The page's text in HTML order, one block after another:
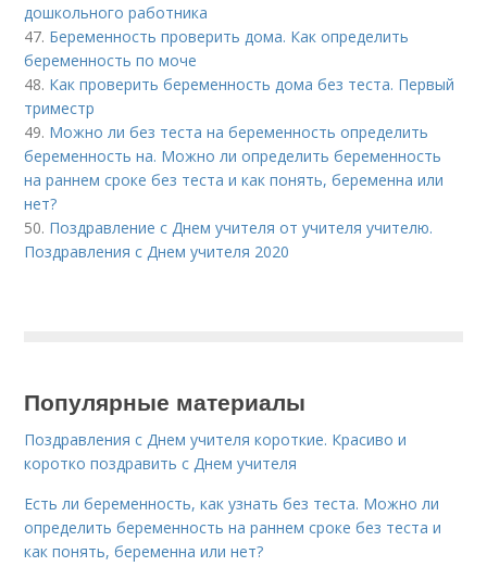
дошкольного работника
47. Беременность проверить дома. Как определить
беременность по моче
48. Как проверить беременность дома без теста. Первый
триместр
49. Можно ли без теста на беременность определить
беременность на. Можно ли определить беременность
на раннем сроке без теста и как понять, беременна или
нет?
50. Поздравление с Днем учителя от учителя учителю.
Поздравления с Днем учителя 2020
Популярные материалы
Поздравления с Днем учителя короткие. Красиво и
коротко поздравить с Днем учителя
Есть ли беременность, как узнать без теста. Можно ли
определить беременность на раннем сроке без теста и
как понять, беременна или нет?